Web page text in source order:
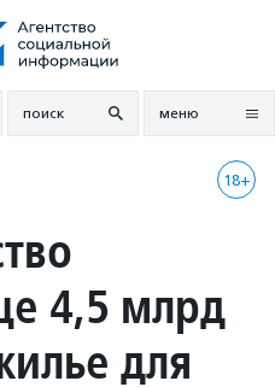
поиск меню
18+
4,5 млрд
для